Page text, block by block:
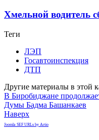
Хмельной водитель
Теги
ЛЭП
Госавтоинспекция
ДТП
Другие материалы в этой
В Биробиджане
Думы Бадма Башанкаев
Наверх
Joomla SEF URLs by Artio